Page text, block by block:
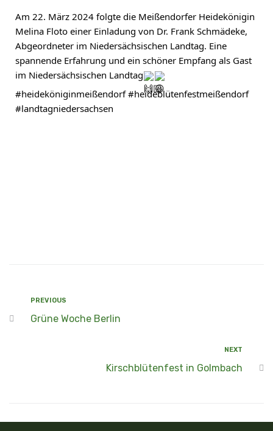
Am 22. März 2024 folgte die Meißendorfer Heidekönigin
Melina Floto einer Einladung von Dr. Frank Schmädeke,
Abgeordneter im Niedersächsischen Landtag. Eine
spannende Erfahrung und ein schöner Empfang als Gast
im Niedersächsischen Landtag
#heideköniginmeißendorf #heideblütenfestmeißendorf
#landtagniedersachsen
PREVIOUS
Grüne Woche Berlin
NEXT
Kirschblütenfest in Golmbach